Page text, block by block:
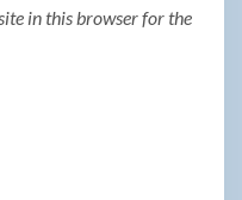
in this browser for the